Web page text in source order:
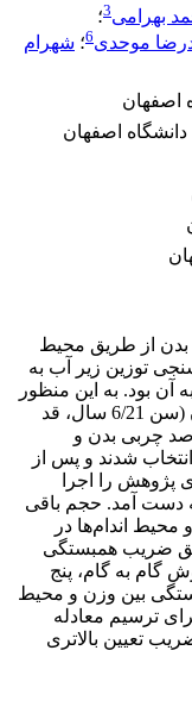
بهرامی3؛
موحدی6؛ شهرام
اصفهان
اصفهان
از طریق محیط
توزین زیر آب به
آن بود. به این منظور
158 نفر از دانشجویان پسر دانشگاه اصفهان (سن 6/21 سال، قد
متر، وزن 69 کیلوگرم، 61/15 درصد چربی بدن و
انتخاب شدند و پس از
را اجرا
دست آمد. حجم باقی
محیط اندام‌ها در
ضریب همبستگی
گام به گام، پنج
بین وزن و محیط
ترسیم معادله
تعیین بالاتری